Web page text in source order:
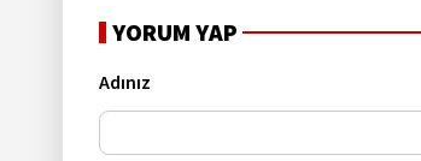
YORUM YAP
Adınız